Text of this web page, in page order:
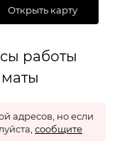
Открыть карту
работы
адресов, но если
сообщите